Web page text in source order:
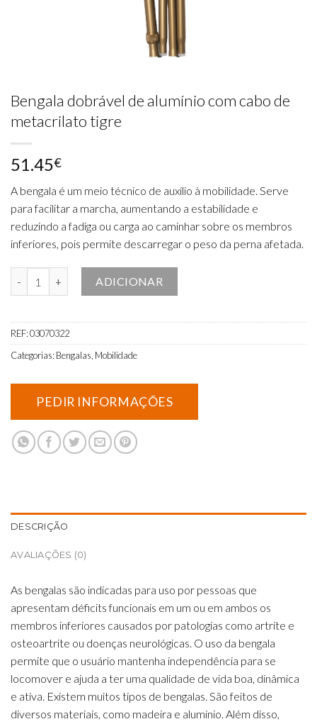
Bengala dobrável de alumínio com cabo de
metacrilato tigre
51.45€
A bengala é um meio técnico de auxílio à mobilidade. Serve
para facilitar a marcha, aumentando a estabilidade e
reduzindo a fadiga ou carga ao caminhar sobre os membros
inferiores, pois permite descarregar o peso da perna afetada.
ADICIONAR
REF:03070322
Categorias: Bengalas Mobilidade
DESCRIÇÃO
AVALIAÇÕES (0)
As bengalas são indicadas para uso por pessoas que
apresentam déficits funcionais em um ou em ambos os
membros inferiores causados ​​por patologias como artrite e
osteoartrite ou doenças neurológicas. O uso da bengala
permite que o usuário mantenha independência para se
locomover e ajuda a ter uma qualidade de vida boa, dinâmica
e ativa. Existem muitos tipos de bengalas. São feitos de
diversos materiais, como madeira e alumínio. Além disso,